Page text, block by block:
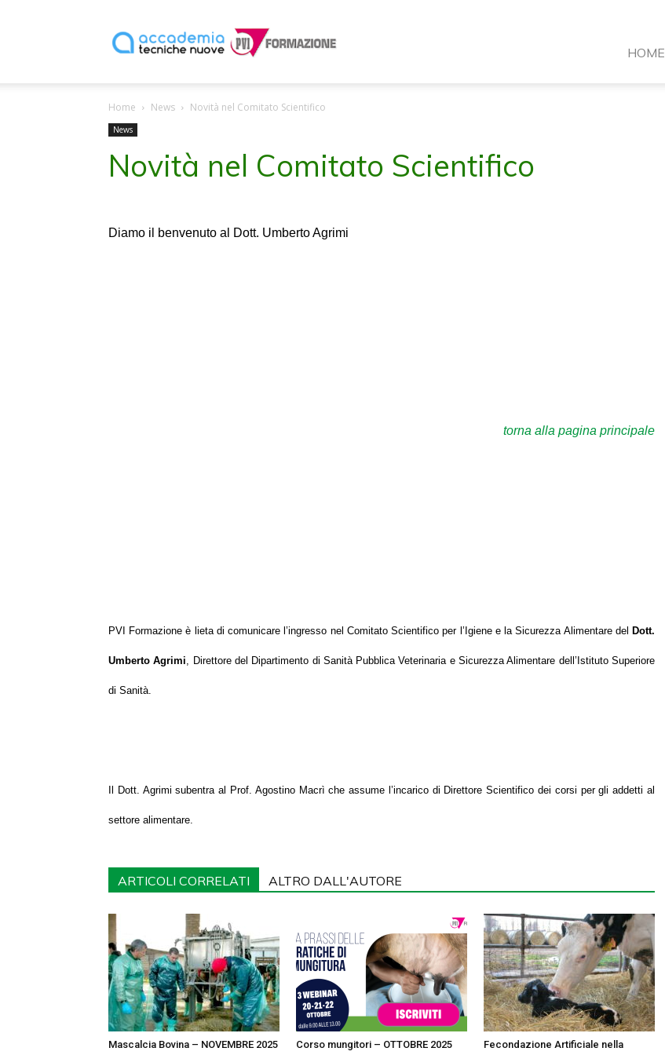
HOME
Home News Novità nel Comitato Scientifico
News
Novità nel Comitato Scientifico
Diamo il benvenuto al Dott. Umberto Agrimi
torna alla pagina principale
PVI Formazione è lieta di comunicare l’ingresso nel Comitato Scientifico per l’Igiene e la Sicurezza Alimentare del Dott.
Umberto Agrimi, Direttore del Dipartimento di Sanità Pubblica Veterinaria e Sicurezza Alimentare dell’Istituto Superiore
di Sanità.
Il Dott. Agrimi subentra al Prof. Agostino Macrì che assume l’incarico di Direttore Scientifico dei corsi per gli addetti al
settore alimentare.
ARTICOLI CORRELATI ALTRO DALL'AUTORE
Mascalcia Bovina – NOVEMBRE 2025 Corso mungitori – OTTOBRE 2025
Fecondazione Artificiale nella